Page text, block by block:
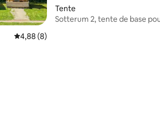
: 4,5 sur 5
Évaluation moyenne sur la base de 8
4,88 (8)
Tente
Sotterum 2, tente de base